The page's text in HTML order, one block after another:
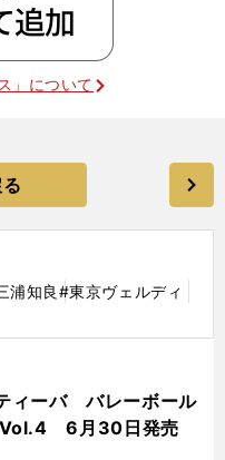
」について
浦知良#東京ヴェルディ
ィーバ バレーボール
Vol.4 6月30日発売